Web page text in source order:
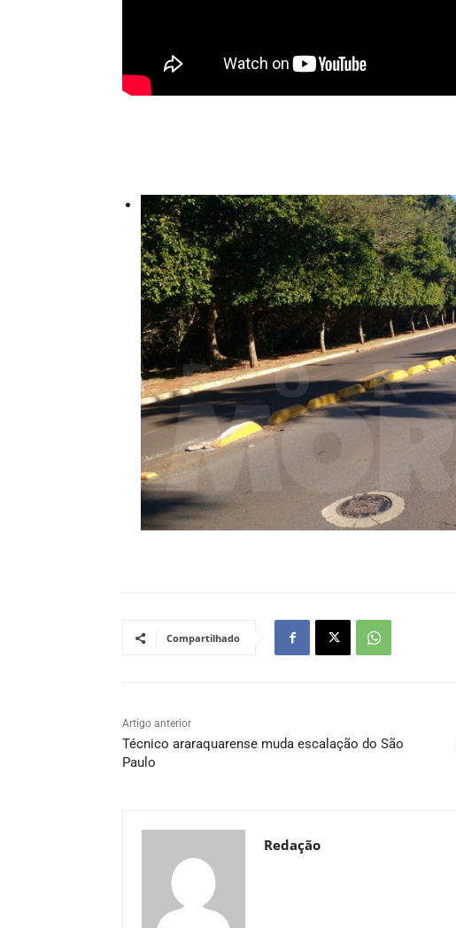
Compartilhado
Artigo anterior
Técnico araraquarense muda escalação do São
Paulo
Redação